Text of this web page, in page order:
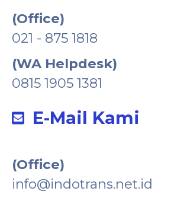
(Office)
021 - 875 1818
(WA Helpdesk)
0815 1905 1381
E-Mail Kami
(Office)
info@indotrans.net.id